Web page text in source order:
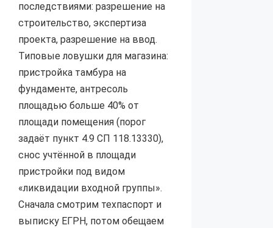
последствиями: разрешение на
строительство, экспертиза
проекта, разрешение на ввод.
Типовые ловушки для магазина:
пристройка тамбура на
фундаменте, антресоль
площадью больше 40% от
площади помещения (порог
задаёт пункт 4.9 СП 118.13330),
снос учтённой в площади
пристройки под видом
«ликвидации входной группы».
Сначала смотрим техпаспорт и
выписку ЕГРН, потом обещаем